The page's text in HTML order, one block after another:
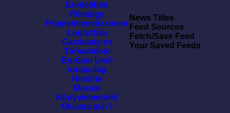
Eredetiben
Pénzügy
Projektmenedzsment
Logisztika
Gazdaság és
Társadalom
Európai Unió
Irodavilág
História
Mozaik
Könyvismertetõ
Olvasta már?
News Titles
Feed Sources
Fetch/Save Feed
Your Saved Feeds